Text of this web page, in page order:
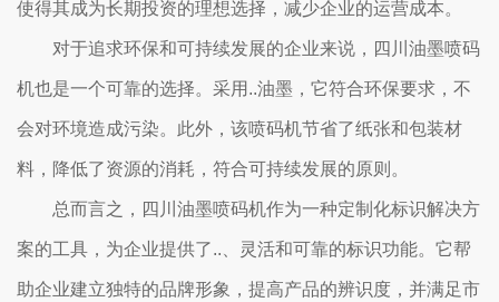
使得其成为长期投资的理想选择，减少企业的运营成本。
对于追求环保和可持续发展的企业来说，四川油墨喷码
机也是一个可靠的选择。采用..油墨，它符合环保要求，不
会对环境造成污染。此外，该喷码机节省了纸张和包装材
料，降低了资源的消耗，符合可持续发展的原则。
总而言之，四川油墨喷码机作为一种定制化标识解决方
案的工具，为企业提供了..、灵活和可靠的标识功能。它帮
助企业建立独特的品牌形象，提高产品的辨识度，并满足市